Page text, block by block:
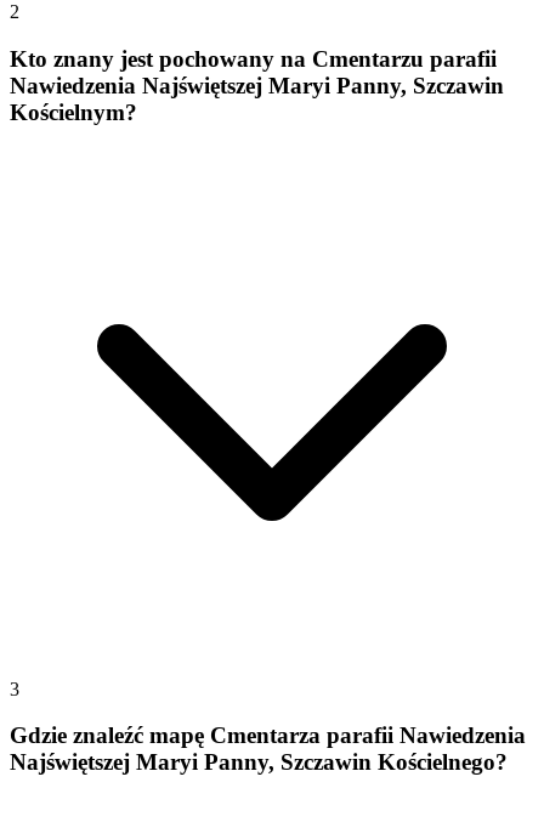
2
Kto znany jest pochowany na Cmentarzu parafii
Nawiedzenia Najświętszej Maryi Panny, Szczawin
Kościelnym?
3
Gdzie znaleźć mapę Cmentarza parafii Nawiedzenia
Najświętszej Maryi Panny, Szczawin Kościelnego?